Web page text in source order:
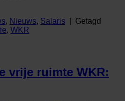
, Nieuws, Salaris
Getagd
, WKR
vrije ruimte WKR: